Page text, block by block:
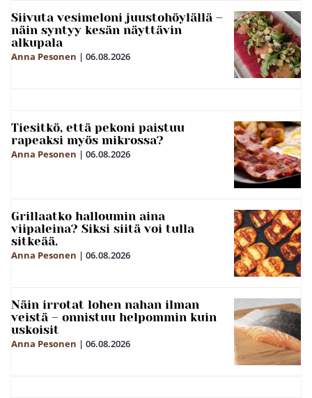
Siivuta vesimeloni juustohöylällä –
näin syntyy kesän näyttävin
alkupala
Anna Pesonen | 06.08.2026
Tiesitkö, että pekoni paistuu
rapeaksi myös mikrossa?
Anna Pesonen | 06.08.2026
Grillaatko halloumin aina
viipaleina? Siksi siitä voi tulla
sitkeää.
Anna Pesonen | 06.08.2026
Näin irrotat lohen nahan ilman
veistä – onnistuu helpommin kuin
uskoisit
Anna Pesonen | 06.08.2026